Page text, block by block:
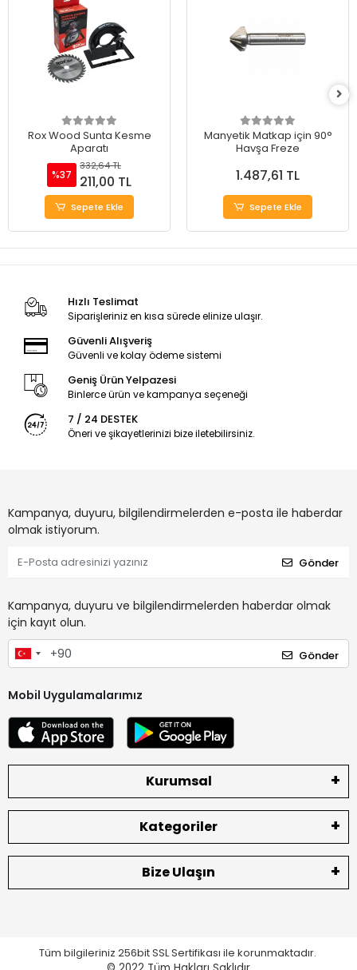
Rox Wood Sunta Kesme
Aparatı
%37
332,64 TL
211,00 TL
Sepete Ekle
Manyetik Matkap için 90°
Havşa Freze
1.487,61 TL
Sepete Ekle
Hızlı Teslimat
Siparişleriniz en kısa sürede elinize ulaşır.
Güvenli Alışveriş
Güvenli ve kolay ödeme sistemi
Geniş Ürün Yelpazesi
Binlerce ürün ve kampanya seçeneği
7 / 24 DESTEK
Öneri ve şikayetlerinizi bize iletebilirsiniz.
Kampanya, duyuru, bilgilendirmelerden e-posta ile haberdar
olmak istiyorum.
Gönder
Kampanya, duyuru ve bilgilendirmelerden haberdar olmak
için kayıt olun.
Gönder
Mobil Uygulamalarımız
Kurumsal
Kategoriler
Bize Ulaşın
Tüm bilgileriniz 256bit SSL Sertifikası ile korunmaktadır.